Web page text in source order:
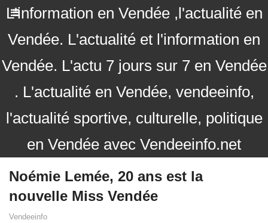
L'information en Vendée ,l'actualité en
Vendée. L'actualité et l'information en
Vendée. L'actu 7 jours sur 7 en Vendée
. L'actualité en Vendée, vendeeinfo,
l'actualité sportive, culturelle, politique
en Vendée avec Vendeeinfo.net
Noémie Lemée, 20 ans est la
nouvelle Miss Vendée
Vendeeinfo